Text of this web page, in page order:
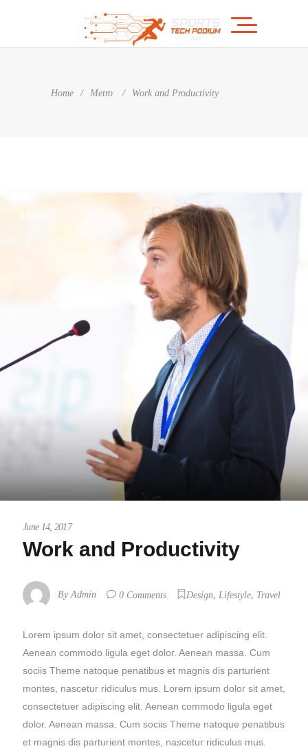
Home / Metro / Work and Productivity
Metro
June 14, 2017
Work and Productivity
By Admin 0 Comments Design Lifestyle Travel
Lorem ipsum dolor sit amet, consectetuer adipiscing elit.
Aenean commodo ligula eget dolor. Aenean massa. Cum
sociis Theme natoque penatibus et magnis dis parturient
montes, nascetur ridiculus mus. Lorem ipsum dolor sit amet,
consectetuer adipiscing elit. Aenean commodo ligula eget
dolor. Aenean massa. Cum sociis Theme natoque penatibus
et magnis dis parturient montes, nascetur ridiculus mus.